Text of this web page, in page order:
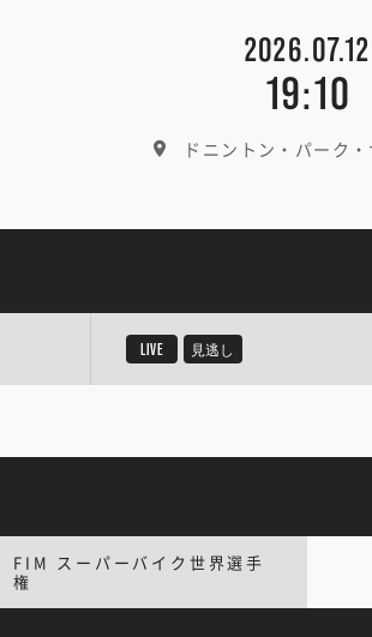
2026.07.12
19:10
ドニントン・パーク
LIVE 見逃し
FIM スーパーバイク世界選手
権